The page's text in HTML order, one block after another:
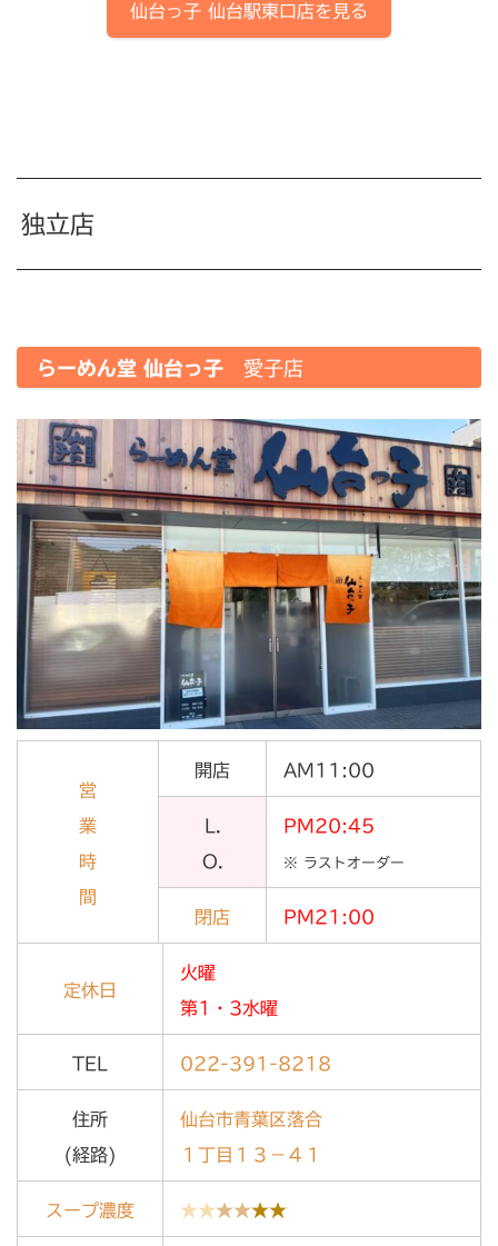
仙台っ子 仙台駅東口店を見る
独立店
らーめん堂 仙台っ子 愛子店
営
業
時
間
開店 AM11:00
O.
PM20:45
※ ラストオーダー
閉店 PM21:00
定休日
火曜
第1・3水曜
TEL 022-391-8218
住所
(経路)
仙台市青葉区落合
１丁目１３－４１
スープ濃度 ★★★★★★